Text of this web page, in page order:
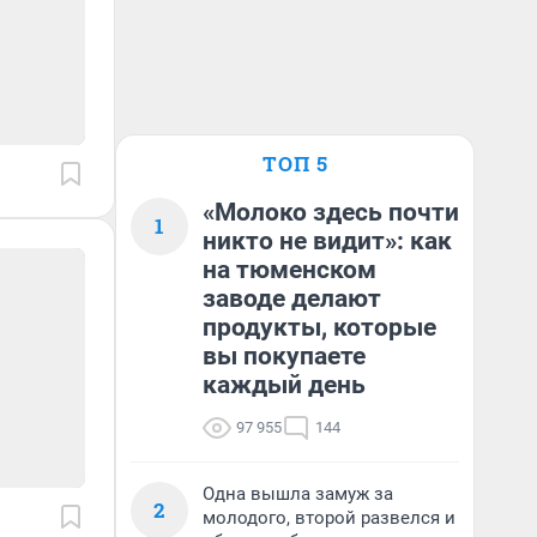
ТОП 5
1
«Молоко здесь почти
никто не видит»: как
на тюменском
заводе делают
продукты, которые
вы покупаете
каждый день
97 955 144
2
Одна вышла замуж за
молодого, второй развелся и